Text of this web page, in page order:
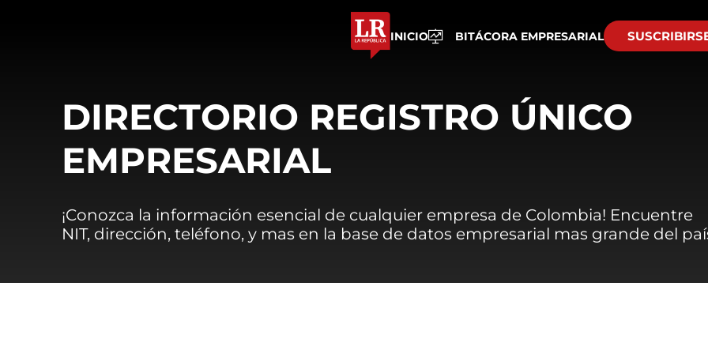
INICIO BITÁCORA EMPRESARIAL
DIRECTORIO REGISTRO ÚNICO
EMPRESARIAL
¡Conozca la información esencial de cualquier empresa de Colombia! Encuentre
NIT, dirección, teléfono, y mas en la base de datos empresarial mas grande del